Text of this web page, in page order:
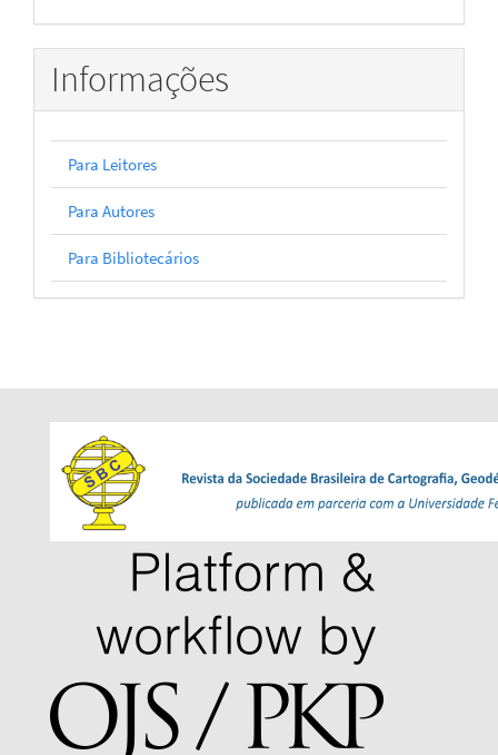
Informações
Para Leitores
Para Autores
Para Bibliotecários